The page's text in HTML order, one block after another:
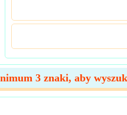
3 znaki, aby